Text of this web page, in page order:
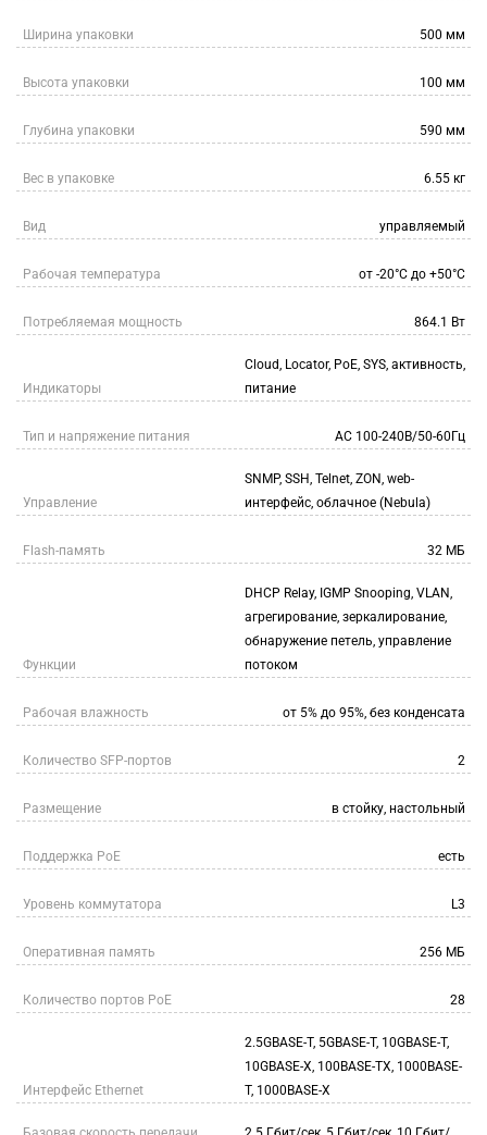
Ширина упаковки 500 мм
Высота упаковки 100 мм
Глубина упаковки 590 мм
Вес в упаковке 6.55 кг
Вид управляемый
Рабочая температура от -20°С до +50°C
Потребляемая мощность 864.1 Вт
Индикаторы
Cloud, Locator, PoE, SYS, активность,
питание
Тип и напряжение питания AC 100-240В/50-60Гц
Управление
SNMP, SSH, Telnet, ZON, web-
интерфейс, облачное (Nebula)
Flash-память 32 МБ
Функции
DHCP Relay, IGMP Snooping, VLAN,
агрегирование, зеркалирование,
обнаружение петель, управление
потоком
Рабочая влажность от 5% до 95%, без конденсата
Количество SFP-портов 2
Размещение в стойку, настольный
Поддержка PoE есть
Уровень коммутатора L3
Оперативная память 256 МБ
Количество портов PoE 28
Интерфейс Ethernet
2.5GBASE-T, 5GBASE-T, 10GBASE-T,
10GBASE-X, 100BASE-TX, 1000BASE-
T, 1000BASE-X